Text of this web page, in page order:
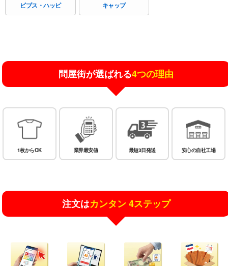
ビブス・ハッピ キャップ
問屋街が選ばれる4つの理由
1枚からOK 業界最安値 最短3日発送 安心の自社工場
注文はカンタン 4ステップ